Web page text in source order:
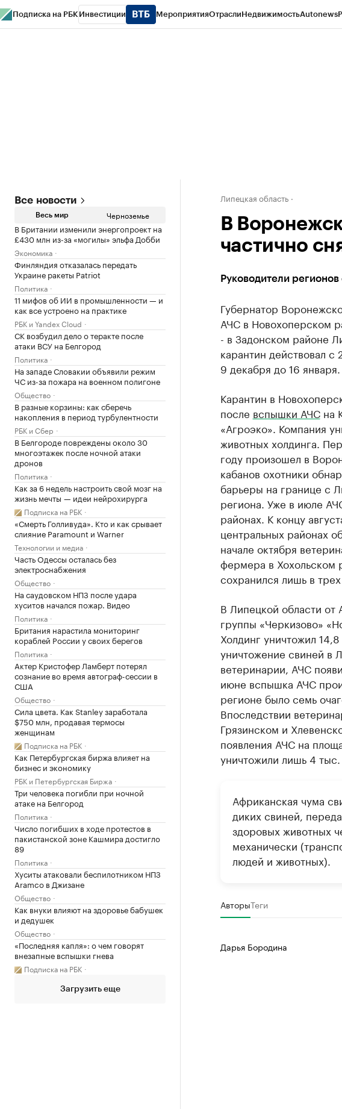
Подписка на РБК Инвестиции МероприятияОтраслиНедвижимостьAutonews
Все новости
Весь мир Черноземье
В Британии изменили энергопроект на
£430 млн из-за «могилы» эльфа Добби
Экономика
Финляндия отказалась передать
Украине ракеты Patriot
Политика
11 мифов об ИИ в промышленности — и
как все устроено на практике
РБК и Yandex Cloud
СК возбудил дело о теракте после
атаки ВСУ на Белгород
Политика
На западе Словакии объявили режим
ЧС из-за пожара на военном полигоне
Общество
В разные корзины: как сберечь
накопления в период турбулентности
РБК и Сбер
В Белгороде повреждены около 30
многоэтажек после ночной атаки
дронов
Политика
Как за 6 недель настроить свой мозг на
жизнь мечты — идеи нейрохирурга
Подписка на РБК
«Смерть Голливуда». Кто и как срывает
слияние Paramount и Warner
Технологии и медиа
Часть Одессы осталась без
электроснабжения
Общество
На саудовском НПЗ после удара
хуситов начался пожар. Видео
Политика
Британия нарастила мониторинг
кораблей России у своих берегов
Политика
Актер Кристофер Ламберт потерял
сознание во время автограф-сессии в
США
Общество
Сила цвета. Как Stanley заработала
$750 млн, продавая термосы
женщинам
Подписка на РБК
Как Петербургская биржа влияет на
бизнес и экономику
РБК и Петербургская Биржа
Три человека погибли при ночной
атаке на Белгород
Политика
Число погибших в ходе протестов в
пакистанской зоне Кашмира достигло
89
Политика
Хуситы атаковали беспилотником НПЗ
Aramco в Джизане
Общество
Как внуки влияют на здоровье бабушек
и дедушек
Общество
«Последняя капля»: о чем говорят
внезапные вспышки гнева
Подписка на РБК
Загрузить еще
Липецкая область
В
частично
Руководители
Губернатор
АЧС в Новохоперском
- в Задонском районе
карантин действовал с
9 декабря до 16 января.
Карантин в
после вспышки АЧСна
«Агроэко». Компания
животных холдинга.
году произошел в
кабанов охотники
барьеры на границе с
региона. Уже в июле
районах. К концу
центральных районах
начале октября
фермера в Хохольском
сохранился лишь в
В Липецкой области от
группы «Черкизово»
Холдинг уничтожил
уничтожение свиней в
ветеринарии, АЧС
июне вспышка АЧС
регионе было семь
Впоследствии
Грязинском и
появления АЧС на
уничтожили лишь 4 тыс.
Африканская чума
диких свиней,
здоровых животных
механически
людей и животных).
АвторыТеги
Дарья Бородина